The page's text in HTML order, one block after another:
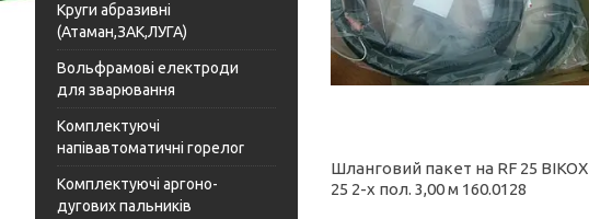
Круги абразивні
(Атаман,ЗАК,ЛУГА)
Вольфрамові електроди
для зварювання
Комплектуючі
напівавтоматичні горелоr
Комплектуючі аргоно-
дугових пальників
Шланговий пакет на RF 25 BIKOX
25 2-х пол. 3,00 м 160.0128